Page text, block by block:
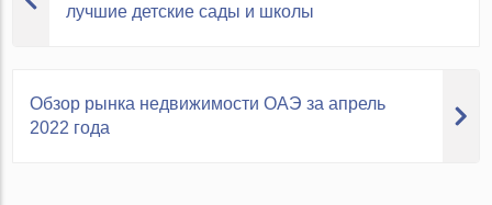
лучшие детские сады и школы
Обзор рынка недвижимости ОАЭ за апрель
2022 года